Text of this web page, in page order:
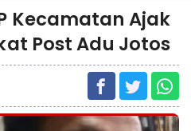
Kecamatan Ajak
Post Adu Jotos